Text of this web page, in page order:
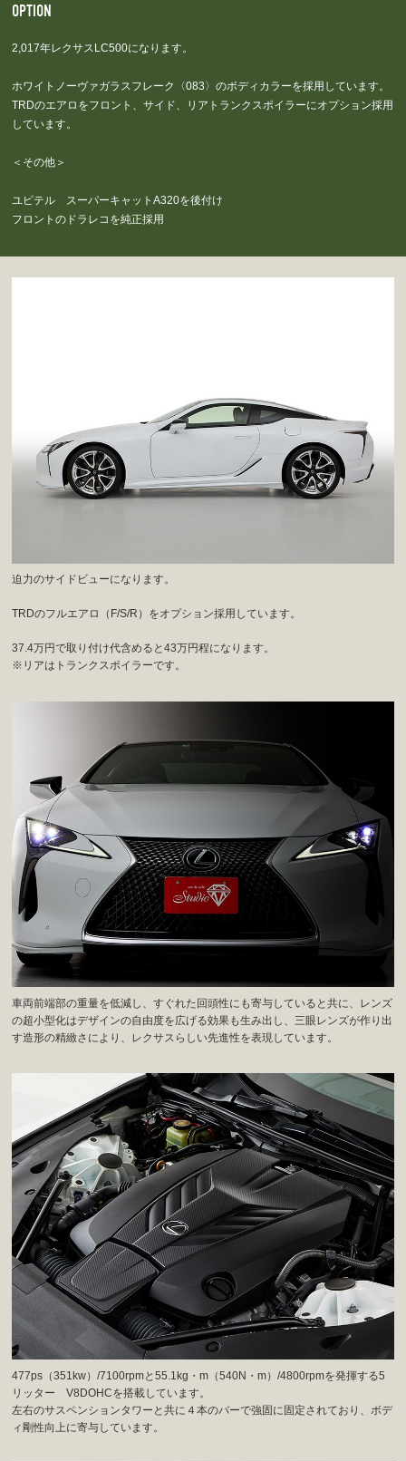
OPTION
2,017年レクサスLC500になります。
ホワイトノーヴァガラスフレーク〈083〉のボディカラーを採用しています。
TRDのエアロをフロント、サイド、リアトランクスポイラーにオプション採用
しています。
＜その他＞
ユピテル スーパーキャットA320を後付け
フロントのドラレコを純正採用
迫力のサイドビューになります。
TRDのフルエアロ（F/S/R）をオプション採用しています。
37.4万円で取り付け代含めると43万円程になります。
※リアはトランクスポイラーです。
車両前端部の重量を低減し、すぐれた回頭性にも寄与していると共に、レンズ
の超小型化はデザインの自由度を広げる効果も生み出し、三眼レンズが作り出
す造形の精緻さにより、レクサスらしい先進性を表現しています。
477ps（351kw）/7100rpmと55.1kg・m（540N・m）/4800rpmを発揮する5
リッター V8DOHCを搭載しています。
左右のサスペンションタワーと共に４本のバーで強固に固定されており、ボデ
ィ剛性向上に寄与しています。